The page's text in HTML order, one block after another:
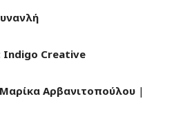
Indigo Creative
Μαρίκα Αρβανιτοπούλου |